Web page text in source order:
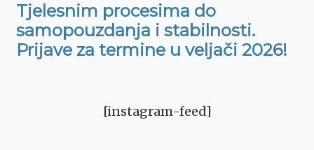
Tjelesnim procesima do
samopouzdanja i stabilnosti.
Prijave za termine u veljači 2026!
[instagram-feed]